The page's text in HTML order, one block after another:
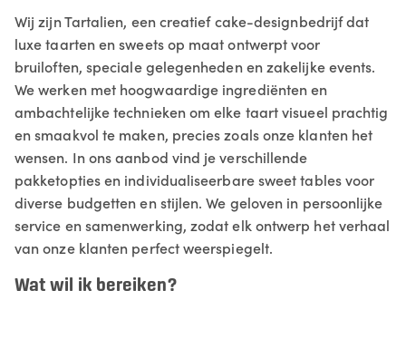
Wij zijn Tartalien, een creatief cake-designbedrijf dat
luxe taarten en sweets op maat ontwerpt voor
bruiloften, speciale gelegenheden en zakelijke events.
We werken met hoogwaardige ingrediënten en
ambachtelijke technieken om elke taart visueel prachtig
en smaakvol te maken, precies zoals onze klanten het
wensen. In ons aanbod vind je verschillende
pakketopties en individualiseerbare sweet tables voor
diverse budgetten en stijlen. We geloven in persoonlijke
service en samenwerking, zodat elk ontwerp het verhaal
van onze klanten perfect weerspiegelt.
Wat wil ik bereiken?